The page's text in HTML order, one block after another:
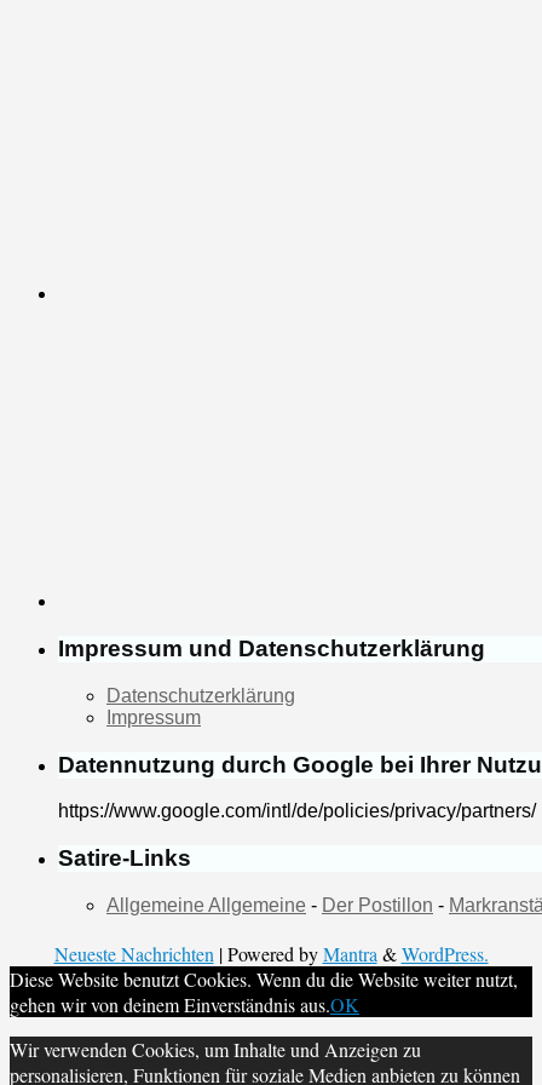
Impressum und Datenschutzerklärung
Datenschutzerklärung
Impressum
Datennutzung durch Google bei Ihrer
https://www.google.com/intl/de/policies/privacy/partners/
Satire-Links
Allgemeine Allgemeine - Der Postillon -
Neueste Nachrichten | Powered byMantra &WordPress.
Diese Website benutzt Cookies. Wenn du die Website weiter nutzt,
gehen wir von deinem Einverständnis aus.OK
Wir verwenden Cookies, um Inhalte und Anzeigen zu
personalisieren, Funktionen für soziale Medien anbieten zu können